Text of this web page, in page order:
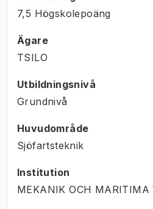
7,5 Högskolepoäng
Ägare
TSILO
Utbildningsnivå
Grundnivå
Huvudområde
Sjöfartsteknik
Institution
MEKANIK OCH MARITIMA